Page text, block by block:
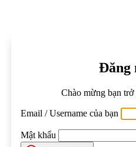
Đăng
Chào mừng bạn
Email / Username của bạn
Mật khẩu